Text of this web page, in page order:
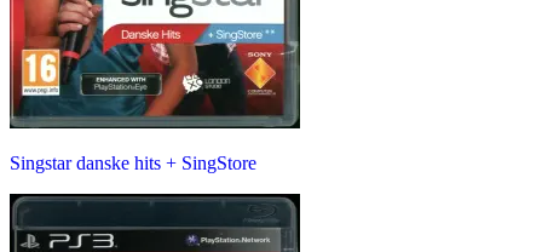
Singstar danske hits + SingStore